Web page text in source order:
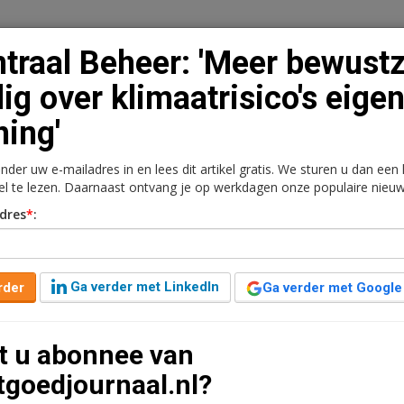
Vacaturebank
Kantoren Retail Logistiek Juridisch | Fiscaal
bewustzijn nodig over
klimaatrisico voor zijn of haar woning. Dit blijkt uit
Beheer. Dat is zorgwekkend vindt de
Beheer: 'Meer
over klimaatrisico's eigen
uw e-mailadres in en lees dit artikel gratis. We sturen u dan een
te lezen. Daarnaast ontvang je op werkdagen onze populaire
*:
Ga verder met LinkedIn Ga verder met Google
u abonnee van